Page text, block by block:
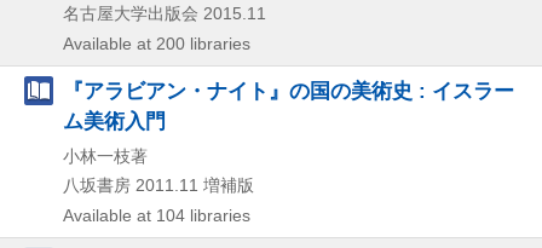
名古屋大学出版会 2015.11
Available at 200 libraries
『アラビアン・ナイト』の国の美術史 : イスラー
ム美術入門
小林一枝著
八坂書房 2011.11 増補版
Available at 104 libraries